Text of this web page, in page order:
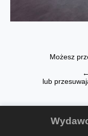
Możesz
lub